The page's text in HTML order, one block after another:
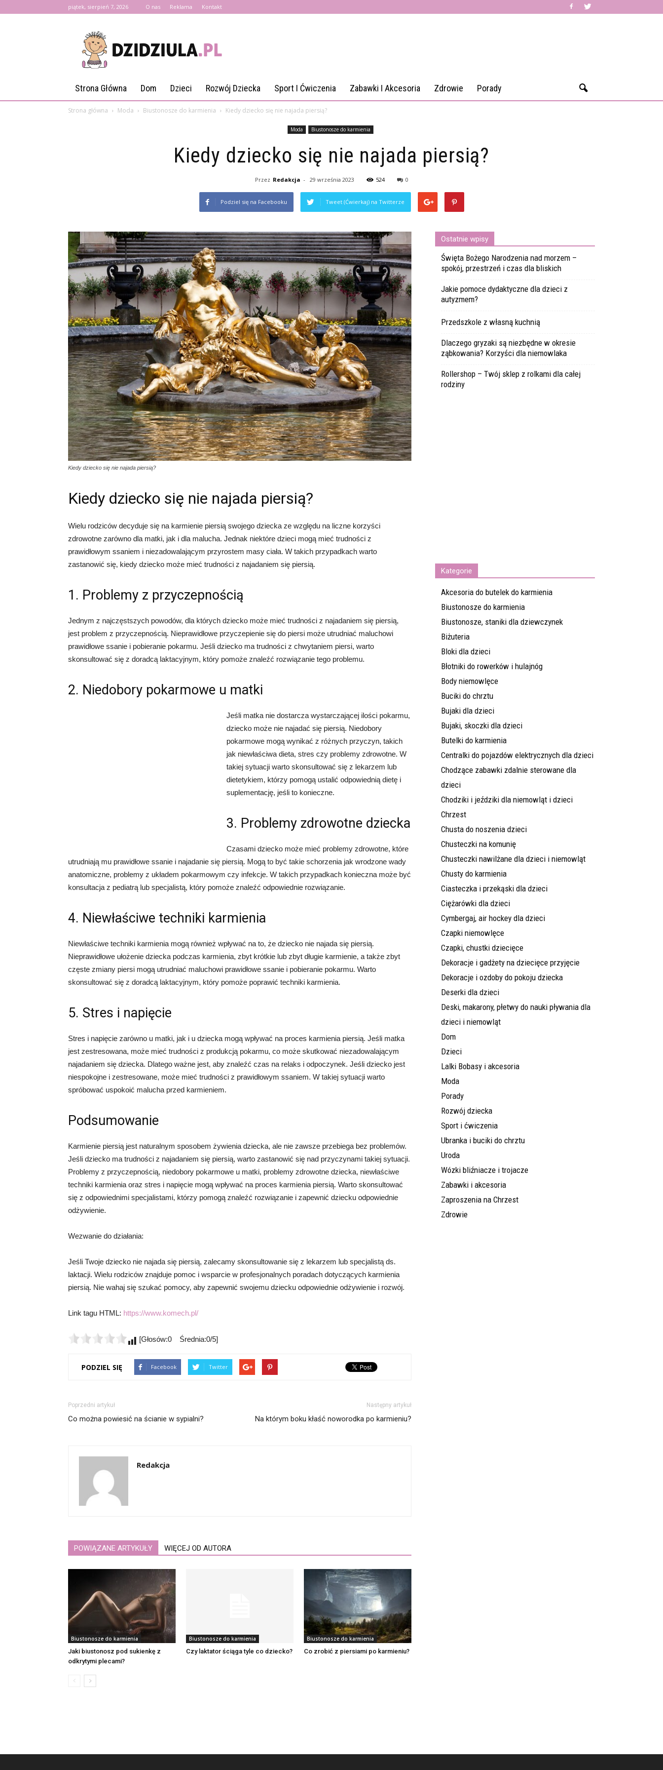
piątek, sierpień 7, 2026 O nas Reklama Kontakt
Dzidziula.pl
Strona Główna Dom Dzieci Rozwój Dziecka Sport I Ćwiczenia Zabawki I Akcesoria Zdrowie Porady
Strona główna Moda Biustonosze do karmienia Kiedy dziecko się nie najada piersią?
Moda Biustonosze do karmienia
Kiedy dziecko się nie najada piersią?
Przez Redakcja - 29 września 2023 524 0
Podziel się na Facebooku Tweet (Ćwierkaj) na Twitterze
Kiedy dziecko się nie najada piersią?
Kiedy dziecko się nie najada piersią?
Wielu rodziców decyduje się na karmienie piersią swojego dziecka ze względu na liczne korzyści
zdrowotne zarówno dla matki, jak i dla malucha. Jednak niektóre dzieci mogą mieć trudności z
prawidłowym ssaniem i niezadowalającym przyrostem masy ciała. W takich przypadkach warto
zastanowić się, kiedy dziecko może mieć trudności z najadaniem się piersią.
1. Problemy z przyczepnością
Jednym z najczęstszych powodów, dla których dziecko może mieć trudności z najadaniem się piersią,
jest problem z przyczepnością. Nieprawidłowe przyczepienie się do piersi może utrudniać maluchowi
prawidłowe ssanie i pobieranie pokarmu. Jeśli dziecko ma trudności z chwytaniem piersi, warto
skonsultować się z doradcą laktacyjnym, który pomoże znaleźć rozwiązanie tego problemu.
2. Niedobory pokarmowe u matki
Jeśli matka nie dostarcza wystarczającej ilości pokarmu,
dziecko może nie najadać się piersią. Niedobory
pokarmowe mogą wynikać z różnych przyczyn, takich
jak niewłaściwa dieta, stres czy problemy zdrowotne. W
takiej sytuacji warto skonsultować się z lekarzem lub
dietetykiem, którzy pomogą ustalić odpowiednią dietę i
suplementację, jeśli to konieczne.
3. Problemy zdrowotne dziecka
Czasami dziecko może mieć problemy zdrowotne, które
utrudniają mu prawidłowe ssanie i najadanie się piersią. Mogą to być takie schorzenia jak wrodzone wady
anatomiczne, problemy z układem pokarmowym czy infekcje. W takich przypadkach konieczna może być
konsultacja z pediatrą lub specjalistą, który pomoże znaleźć odpowiednie rozwiązanie.
4. Niewłaściwe techniki karmienia
Niewłaściwe techniki karmienia mogą również wpływać na to, że dziecko nie najada się piersią.
Nieprawidłowe ułożenie dziecka podczas karmienia, zbyt krótkie lub zbyt długie karmienie, a także zbyt
częste zmiany piersi mogą utrudniać maluchowi prawidłowe ssanie i pobieranie pokarmu. Warto
skonsultować się z doradcą laktacyjnym, który pomoże poprawić techniki karmienia.
5. Stres i napięcie
Stres i napięcie zarówno u matki, jak i u dziecka mogą wpływać na proces karmienia piersią. Jeśli matka
jest zestresowana, może mieć trudności z produkcją pokarmu, co może skutkować niezadowalającym
najadaniem się dziecka. Dlatego ważne jest, aby znaleźć czas na relaks i odpoczynek. Jeśli dziecko jest
niespokojne i zestresowane, może mieć trudności z prawidłowym ssaniem. W takiej sytuacji warto
spróbować uspokoić malucha przed karmieniem.
Podsumowanie
Karmienie piersią jest naturalnym sposobem żywienia dziecka, ale nie zawsze przebiega bez problemów.
Jeśli dziecko ma trudności z najadaniem się piersią, warto zastanowić się nad przyczynami takiej sytuacji.
Problemy z przyczepnością, niedobory pokarmowe u matki, problemy zdrowotne dziecka, niewłaściwe
techniki karmienia oraz stres i napięcie mogą wpływać na proces karmienia piersią. Warto skonsultować
się z odpowiednimi specjalistami, którzy pomogą znaleźć rozwiązanie i zapewnić dziecku odpowiednie
odżywienie.
Wezwanie do działania:
Jeśli Twoje dziecko nie najada się piersią, zalecamy skonsultowanie się z lekarzem lub specjalistą ds.
laktacji. Wielu rodziców znajduje pomoc i wsparcie w profesjonalnych poradach dotyczących karmienia
piersią. Nie wahaj się szukać pomocy, aby zapewnić swojemu dziecku odpowiednie odżywienie i rozwój.
Link tagu HTML: https://www.komech.pl/
[Głosów:0 Średnia:0/5]
PODZIEL SIĘ Facebook Twitter
Poprzedni artykuł
Co można powiesić na ścianie w sypialni?
Następny artykuł
Na którym boku kłaść noworodka po karmieniu?
Redakcja
POWIĄZANE ARTYKUŁY WIĘCEJ OD AUTORA
Biustonosze do karmienia
Jaki biustonosz pod sukienkę z
odkrytymi plecami?
Biustonosze do karmienia
Czy laktator ściąga tyle co dziecko?
Biustonosze do karmienia
Co zrobić z piersiami po karmieniu?
Ostatnie wpisy
Święta Bożego Narodzenia nad morzem –
spokój, przestrzeń i czas dla bliskich
Jakie pomoce dydaktyczne dla dzieci z
autyzmem?
Przedszkole z własną kuchnią
Dlaczego gryzaki są niezbędne w okresie
ząbkowania? Korzyści dla niemowlaka
Rollershop – Twój sklep z rolkami dla całej
rodziny
Kategorie
Akcesoria do butelek do karmienia
Biustonosze do karmienia
Biustonosze, staniki dla dziewczynek
Biżuteria
Bloki dla dzieci
Błotniki do rowerków i hulajnóg
Body niemowlęce
Buciki do chrztu
Bujaki dla dzieci
Bujaki, skoczki dla dzieci
Butelki do karmienia
Centralki do pojazdów elektrycznych dla dzieci
Chodzące zabawki zdalnie sterowane dla
dzieci
Chodziki i jeździki dla niemowląt i dzieci
Chrzest
Chusta do noszenia dzieci
Chusteczki na komunię
Chusteczki nawilżane dla dzieci i niemowląt
Chusty do karmienia
Ciasteczka i przekąski dla dzieci
Ciężarówki dla dzieci
Cymbergaj, air hockey dla dzieci
Czapki niemowlęce
Czapki, chustki dziecięce
Dekoracje i gadżety na dziecięce przyjęcie
Dekoracje i ozdoby do pokoju dziecka
Deserki dla dzieci
Deski, makarony, płetwy do nauki pływania dla
dzieci i niemowląt
Dom
Dzieci
Lalki Bobasy i akcesoria
Moda
Porady
Rozwój dziecka
Sport i ćwiczenia
Ubranka i buciki do chrztu
Uroda
Wózki bliźniacze i trojacze
Zabawki i akcesoria
Zaproszenia na Chrzest
Zdrowie